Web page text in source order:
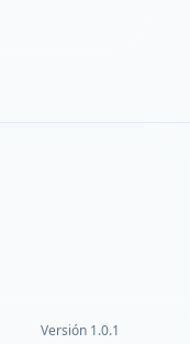
Versión 1.0.1